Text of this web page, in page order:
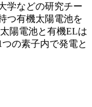
学などの研究チー
つ有機太陽電池を
陽電池と有機ELは
の素子内で発電と